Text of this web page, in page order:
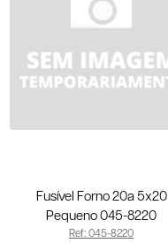
Fusível Forno 20a 5x20
Pequeno 045-8220
Ref: 045-8220